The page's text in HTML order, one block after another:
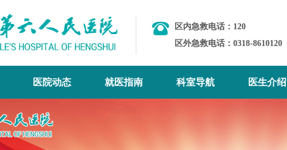
区内急救电话：120
区外急救电话：0318-8610120
医院动态 就医指南 科室导航 医生介绍